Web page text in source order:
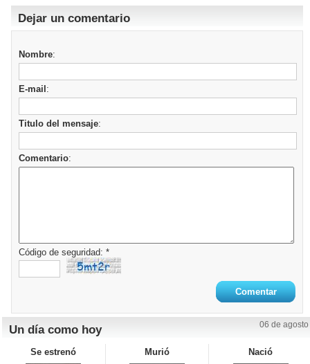
Dejar un comentario
Nombre:
E-mail :
Titulo del mensaje:
Comentario:
Código de seguridad: *
Un día como hoy 06 de agosto
Se estrenó Murió Nació